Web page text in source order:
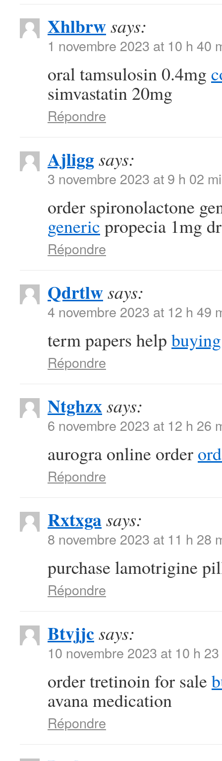
Xhlbrwsays:
1 novembre 2023 at 10 h 40
oral tamsulosin 0.4mg
simvastatin 20mg
Répondre
Ajliggsays:
3 novembre 2023 at 9 h 02
order spironolactone
generic propecia 1mg
Répondre
Qdrtlwsays:
4 novembre 2023 at 12 h 49
term papers help
Répondre
Ntghzxsays:
6 novembre 2023 at 12 h 26
aurogra online order
Répondre
Rxtxgasays:
8 novembre 2023 at 11 h 28
purchase lamotrigine
Répondre
Btvjjcsays:
10 novembre 2023 at 10 h
order tretinoin for sale
avana medication
Répondre